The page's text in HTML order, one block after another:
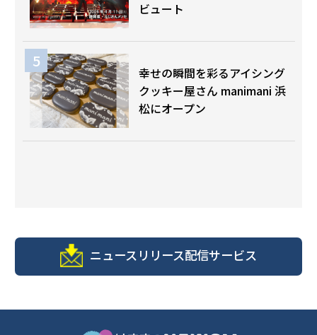
ビュート
幸せの瞬間を彩るアイシング
クッキー屋さん manimani 浜
松にオープン
ニュースリリース配信サービス